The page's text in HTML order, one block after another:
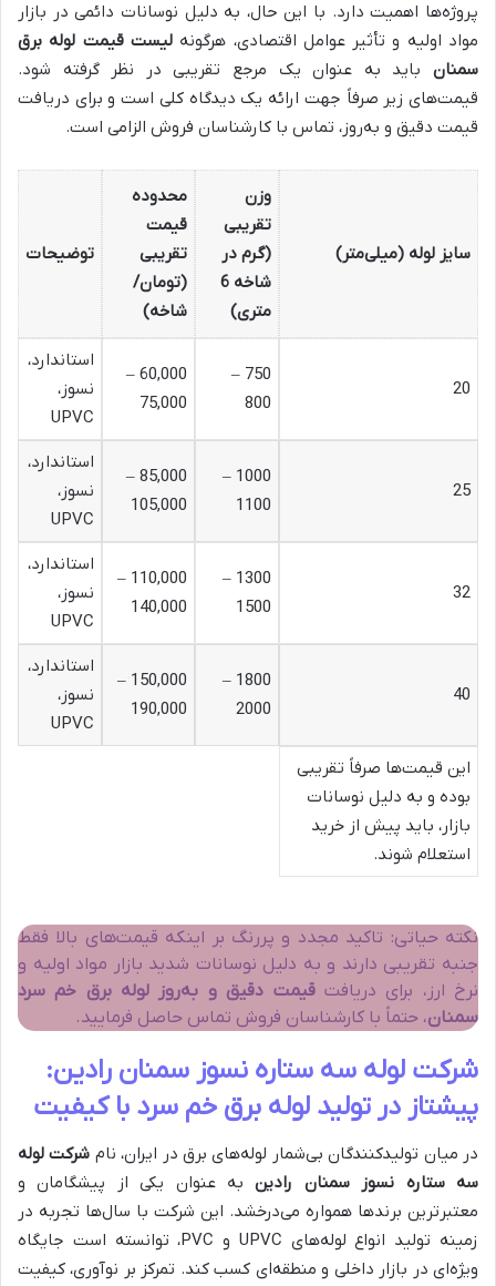
پروژه‌ها اهمیت دارد. با این حال، به دلیل نوسانات دائمی در بازار
مواد اولیه و تأثیر عوامل اقتصادی، هرگونهلیست قیمت لوله برق
سمنان باید به عنوان یک مرجع تقریبی در نظر گرفته شود.
قیمت‌های زیر صرفاً جهت ارائه یک دیدگاه کلی است و برای دریافت
قیمت دقیق و به‌روز، تماس با کارشناسان فروش الزامی است.
سایز لوله (میلی‌متر)
وزن
تقریبی
(گرم در
شاخه 6
متری)
محدوده
قیمت
تقریبی
(تومان/
شاخه)
توضیحات
20
750 –
800
60,000 –
75,000
استاندارد،
نسوز،
UPVC
25
1000 –
1100
85,000 –
105,000
استاندارد،
نسوز،
UPVC
32
1300 –
1500
110,000 –
140,000
استاندارد،
نسوز،
UPVC
40
1800 –
2000
150,000 –
190,000
استاندارد،
نسوز،
UPVC
این قیمت‌ها صرفاً تقریبی
بوده و به دلیل نوسانات
بازار، باید پیش از خرید
استعلام شوند.
نکته حیاتی: تاکید مجدد و پررنگ بر اینکه قیمت‌های بالا فقط
جنبه تقریبی دارند و به دلیل نوسانات شدید بازار مواد اولیه و
نرخ ارز، برای دریافتقیمت دقیق و به‌روز لوله برق خم سرد
سمنان، حتماً با کارشناسان فروش تماس حاصل فرمایید.
شرکت لوله سه ستاره نسوز سمنان رادین:
پیشتاز در تولید لوله برق خم سرد با کیفیت
در میان تولیدکنندگان بی‌شمار لوله‌های برق در ایران، نام شرکت لوله
سه ستاره نسوز سمنان رادینبه عنوان یکی از پیشگامان و
معتبرترین برندها همواره می‌درخشد. این شرکت با سال‌ها تجربه در
زمینه تولید انواع لوله‌های UPVC و PVC، توانسته است جایگاه
ویژه‌ای در بازار داخلی و منطقه‌ای کسب کند. تمرکز بر نوآوری، کیفیت